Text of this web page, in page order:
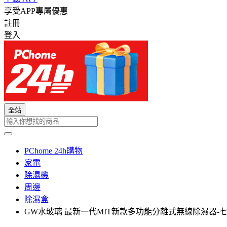
享受APP專屬優惠
註冊
登入
全站
PChome 24h購物
家電
除濕機
周邊
除濕盒
GW水玻璃 最新一代MIT新款多功能分離式無線除濕器-